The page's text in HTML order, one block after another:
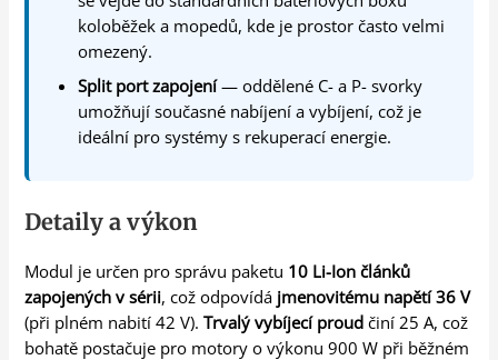
koloběžek a mopedů, kde je prostor často velmi
omezený.
Split port zapojení— oddělené C- a P- svorky
umožňují současné nabíjení a vybíjení, což je
ideální pro systémy s rekuperací energie.
Detaily a výkon
Modul je určen pro správu paketu 10 Li-Ion článků
zapojených v sérii, což odpovídá jmenovitému napětí 36 V
(při plném nabití 42 V).Trvalý vybíjecí proud činí 25 A, což
bohatě postačuje pro motory o výkonu 900 W při běžném